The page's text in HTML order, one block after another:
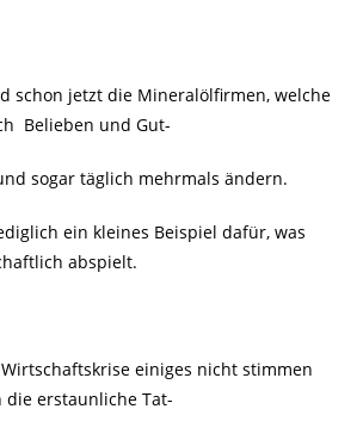
schon jetzt die Mineralölfirmen, welche
Belieben und Gut-
sogar täglich mehrmals ändern.
ein kleines Beispiel dafür, was
abspielt.
einiges nicht stimmen
die erstaunliche Tat-